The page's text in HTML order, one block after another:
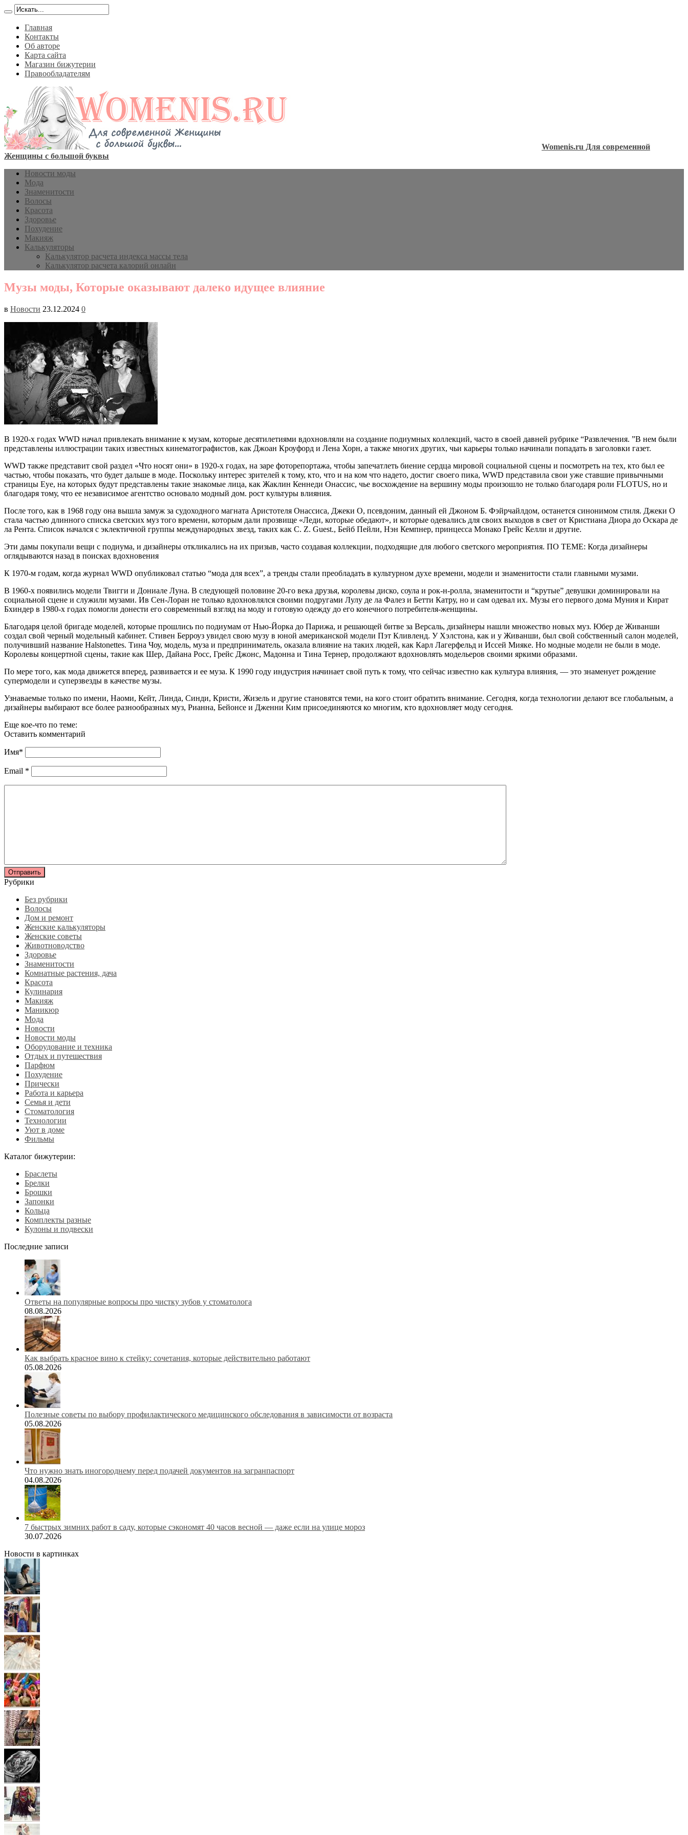
Главная
Контакты
Об авторе
Карта сайта
Магазин бижутерии
Правообладателям
Womenis.ru Для современной
Женщины с большой буквы
Новости моды
Мода
Знаменитости
Волосы
Красота
Здоровье
Похудение
Макияж
Калькуляторы
Калькулятор расчета индекса массы тела
Калькулятор расчета калорий онлайн
Музы моды, Которые оказывают далеко идущее влияние
в Новости 23.12.2024 0
В 1920-х годах WWD начал привлекать внимание к музам, которые десятилетиями вдохновляли на создание подиумных коллекций, часто в своей давней рубрике “Развлечения. ”В нем были
представлены иллюстрации таких известных кинематографистов, как Джоан Кроуфорд и Лена Хорн, а также многих других, чьи карьеры только начинали попадать в заголовки газет.
WWD также представит свой раздел «Что носят они» в 1920-х годах, на заре фоторепортажа, чтобы запечатлеть биение сердца мировой социальной сцены и посмотреть на тех, кто был ее
частью, чтобы показать, что будет дальше в моде. Поскольку интерес зрителей к тому, кто, что и на ком что надето, достиг своего пика, WWD представила свои уже ставшие привычными
страницы Eye, на которых будут представлены такие знакомые лица, как Жаклин Кеннеди Онассис, чье восхождение на вершину моды произошло не только благодаря роли FLOTUS, но и
благодаря тому, что ее независимое агентство основало модный дом. рост культуры влияния.
После того, как в 1968 году она вышла замуж за судоходного магната Аристотеля Онассиса, Джеки О, псевдоним, данный ей Джоном Б. Фэйрчайлдом, останется синонимом стиля. Джеки О
стала частью длинного списка светских муз того времени, которым дали прозвище «Леди, которые обедают», и которые одевались для своих выходов в свет от Кристиана Диора до Оскара де
ла Рента. Список начался с эклектичной группы международных звезд, таких как C. Z. Guest., Бейб Пейли, Нэн Кемпнер, принцесса Монако Грейс Келли и другие.
Эти дамы покупали вещи с подиума, и дизайнеры откликались на их призыв, часто создавая коллекции, подходящие для любого светского мероприятия. ПО ТЕМЕ: Когда дизайнеры
оглядываются назад в поисках вдохновения
К 1970-м годам, когда журнал WWD опубликовал статью “мода для всех”, а тренды стали преобладать в культурном духе времени, модели и знаменитости стали главными музами.
В 1960-х появились модели Твигги и Дониале Луна. В следующей половине 20-го века друзья, королевы диско, соула и рок-н-ролла, знаменитости и “крутые” девушки доминировали на
социальной сцене и служили музами. Ив Сен-Лоран не только вдохновлялся своими подругами Лулу де ла Фалез и Бетти Катру, но и сам одевал их. Музы его первого дома Муния и Кират
Бхиндер в 1980-х годах помогли донести его современный взгляд на моду и готовую одежду до его конечного потребителя-женщины.
Благодаря целой бригаде моделей, которые прошлись по подиумам от Нью-Йорка до Парижа, и решающей битве за Версаль, дизайнеры нашли множество новых муз. Юбер де Живанши
создал свой черный модельный кабинет. Стивен Берроуз увидел свою музу в юной американской модели Пэт Кливленд. У Хэлстона, как и у Живанши, был свой собственный салон моделей,
получивший название Halstonettes. Тина Чоу, модель, муза и предприниматель, оказала влияние на таких людей, как Карл Лагерфельд и Иссей Мияке. Но модные модели не были в моде.
Королевы концертной сцены, такие как Шер, Дайана Росс, Грейс Джонс, Мадонна и Тина Тернер, продолжают вдохновлять модельеров своими яркими образами.
По мере того, как мода движется вперед, развивается и ее муза. К 1990 году индустрия начинает свой путь к тому, что сейчас известно как культура влияния, — это знаменует рождение
супермодели и суперзвезды в качестве музы.
Узнаваемые только по имени, Наоми, Кейт, Линда, Синди, Кристи, Жизель и другие становятся теми, на кого стоит обратить внимание. Сегодня, когда технологии делают все глобальным, а
дизайнеры выбирают все более разнообразных муз, Рианна, Бейонсе и Дженни Ким присоединяются ко многим, кто вдохновляет моду сегодня.
Еще кое-что по теме:
Оставить комментарий
Имя*
Email *
Рубрики
Без рубрики
Волосы
Дом и ремонт
Женские калькуляторы
Женские советы
Животноводство
Здоровье
Знаменитости
Комнатные растения, дача
Красота
Кулинария
Макияж
Маникюр
Мода
Новости
Новости моды
Оборудование и техника
Отдых и путешествия
Парфюм
Похудение
Прически
Работа и карьера
Семья и дети
Стоматология
Технологии
Уют в доме
Фильмы
Каталог бижутерии:
Браслеты
Брелки
Брошки
Запонки
Кольца
Комплекты разные
Кулоны и подвески
Последние записи
Ответы на популярные вопросы про чистку зубов у стоматолога
08.08.2026
Как выбрать красное вино к стейку: сочетания, которые действительно работают
05.08.2026
Полезные советы по выбору профилактического медицинского обследования в зависимости от возраста
05.08.2026
Что нужно знать иногороднему перед подачей документов на загранпаспорт
04.08.2026
7 быстрых зимних работ в саду, которые сэкономят 40 часов весной — даже если на улице мороз
30.07.2026
Новости в картинках